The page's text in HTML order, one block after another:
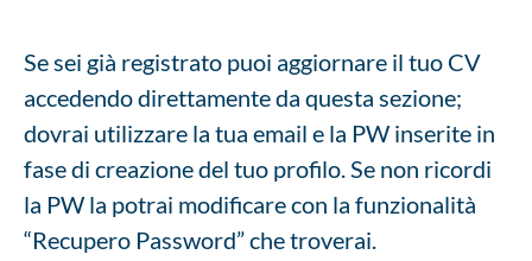
Se sei già registrato puoi aggiornare il tuo CV
accedendo direttamente da questa sezione;
dovrai utilizzare la tua email e la PW inserite in
fase di creazione del tuo profilo. Se non ricordi
la PW la potrai modificare con la funzionalità
“Recupero Password” che troverai.